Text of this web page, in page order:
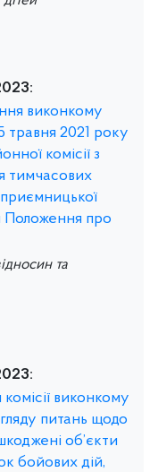
виконкому
травня 2021 року
комісії з
тимчасових
Положення про
та
виконкому
питань щодо
об’єкти
бойових дій,